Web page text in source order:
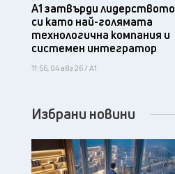
А1 затвърди лидерството
си като най-голямата
технологична компания и
системен интегратор
11:56, 04 авг 26 / А1
Избрани новини